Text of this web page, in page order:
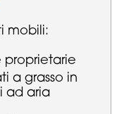
mobili:
proprietarie
a grasso in
ad aria